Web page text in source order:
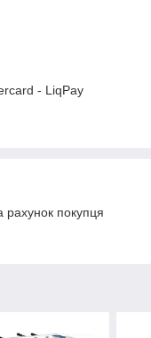
- LiqPay
рахунок покупця